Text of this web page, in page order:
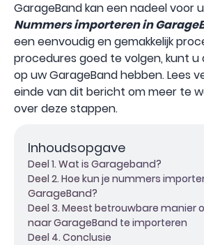
GarageBand kan een nadeel voor
Nummers importeren in
een eenvoudig en gemakkelijk
procedures goed te volgen, kunt u
op uw GarageBand hebben. Lees
einde van dit bericht om meer te
over deze stappen.
Inhoudsopgave
Deel 1. Wat is Garageband?
Deel 2. Hoe kun je nummers
GarageBand?
Deel 3. Meest betrouwbare manier
naar GarageBand te importeren
Deel 4. Conclusie